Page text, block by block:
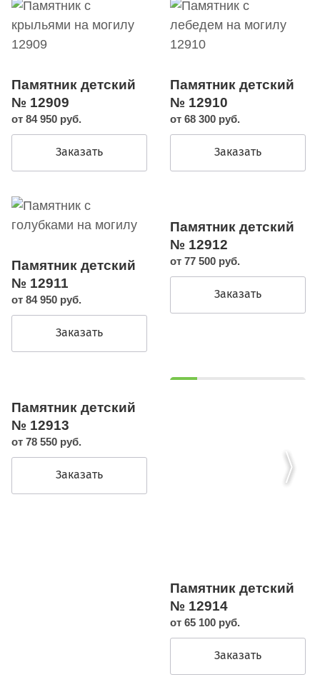
Памятник детский
№ 12909
от 84 950 руб.
Заказать
Памятник детский
№ 12910
от 68 300 руб.
Заказать
Памятник детский
№ 12911
от 84 950 руб.
Заказать
Памятник детский
№ 12912
от 77 500 руб.
Заказать
Памятник детский
№ 12913
от 78 550 руб.
Заказать
Памятник детский
№ 12914
от 65 100 руб.
Заказать